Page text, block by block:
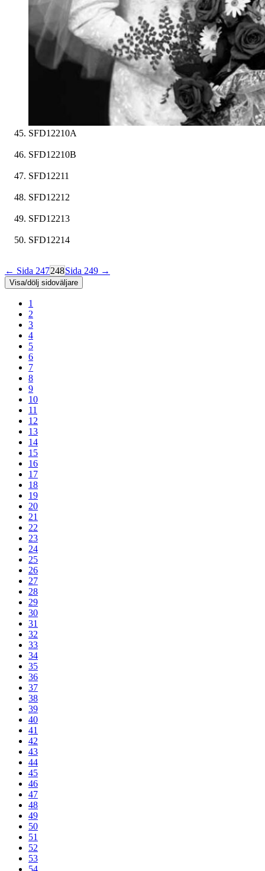
SFD12210A
SFD12210B
SFD12211
SFD12212
SFD12213
SFD12214
← Sida 247248Sida 249 →
Visa/dölj sidoväljare
1
2
3
4
5
6
7
8
9
10
11
12
13
14
15
16
17
18
19
20
21
22
23
24
25
26
27
28
29
30
31
32
33
34
35
36
37
38
39
40
41
42
43
44
45
46
47
48
49
50
51
52
53
54